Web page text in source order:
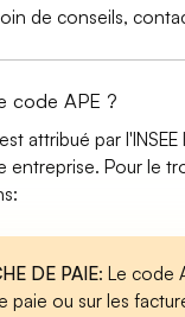
de conseils,
code APE ?
attribué par l'INSEE
entreprise. Pour le
DE PAIE: Le code
paie ou sur les